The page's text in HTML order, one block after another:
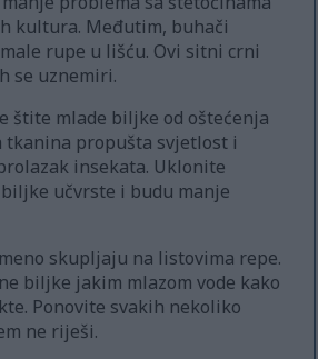
kultura. Međutim, buhači
rupe u lišću. Ovi sitni crni
se uznemiri.
štite mlade biljke od oštećenja
tkanina propušta svjetlost i
insekata. Uklonite
učvrste i budu manje
skupljaju na listovima repe.
biljke jakim mlazom vode kako
Ponovite svakih nekoliko
ne riješi.